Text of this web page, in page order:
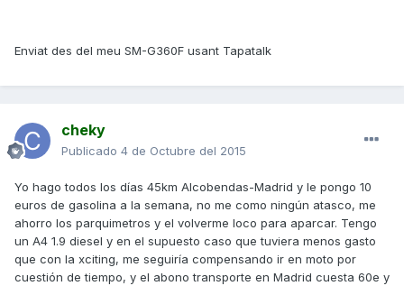
Enviat des del meu SM-G360F usant Tapatalk
cheky
Publicado 4 de Octubre del 2015
Yo hago todos los días 45km Alcobendas-Madrid y le pongo 10
euros de gasolina a la semana, no me como ningún atasco, me
ahorro los parquimetros y el volverme loco para aparcar. Tengo
un A4 1.9 diesel y en el supuesto caso que tuviera menos gasto
que con la xciting, me seguiría compensando ir en moto por
cuestión de tiempo, y el abono transporte en Madrid cuesta 60e y